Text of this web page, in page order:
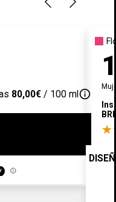
80,00€ / 100 mlinfo_outline